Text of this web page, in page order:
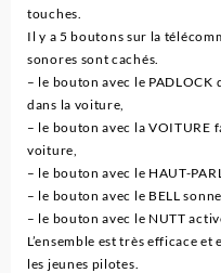
touches.
Il y a 5 boutons sur la
sonores sont cachés.
– le bouton avec le PADLOCK
dans la voiture,
– le bouton avec la VOITURE
voiture,
– le bouton avec le HAUT-
– le bouton avec le BELL
– le bouton avec le NUTT
L’ensemble est très efficace
les jeunes pilotes.